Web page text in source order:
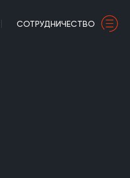
СОТРУДНИЧЕСТВО